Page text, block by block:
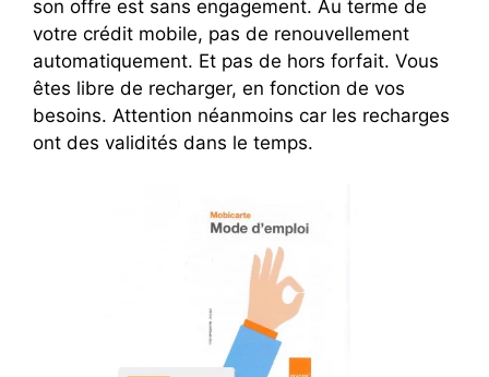
son offre est sans engagement. Au terme de
votre crédit mobile, pas de renouvellement
automatiquement. Et pas de hors forfait. Vous
êtes libre de recharger, en fonction de vos
besoins. Attention néanmoins car les recharges
ont des validités dans le temps.